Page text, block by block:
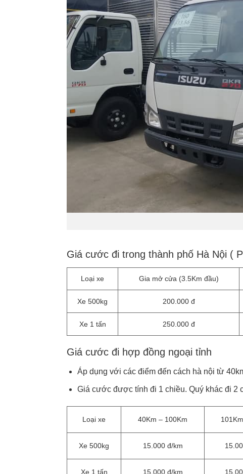
Giá cước đi trong thành phố Hà Nội (
Loại xe Gia mở cửa (3.5Km đầu)
Xe 500kg 200.000 đ
Xe 1 tấn 250.000 đ
Giá cước đi hợp đồng ngoại tỉnh
Áp dụng với các điểm đến cách hà nội từ
Giá cước được tính đi 1 chiều. Quý khác đi 2
Loại xe 40Km – 100Km
Xe 500kg 15.000 đ/km
Xe 1 tấn 15.000 đ/km